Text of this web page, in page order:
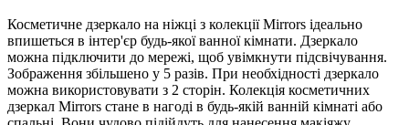
Косметичне дзеркало на ніжці з колекції Mirrors ідеально
впишеться в інтер'єр будь-якої ванної кімнати. Дзеркало
можна підключити до мережі, щоб увімкнути підсвічування.
Зображення збільшено у 5 разів. При необхідності дзеркало
можна використовувати з 2 сторін. Колекція косметичних
дзеркал Mirrors стане в нагоді в будь-якій ванній кімнаті або